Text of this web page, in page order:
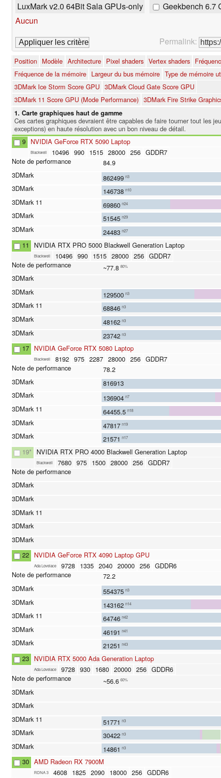
LuxMark v2.0 64Bit Sala GPUs-only
Geekbench 6.7
Aucun
Permalink:
Position Modèle Architecture Pixel shaders Vertex shaders
Fréquence de la mémoire Largeur du bus mémoire Type de mémoire
3DMark Ice Storm Score GPU 3DMark Cloud Gate Score GPU
3DMark 11 Score GPU (Mode Performance) 3DMark Fire Strike
1. Carte graphiques haut de gamme
Ces cartes graphiques devraient être capables de faire tourner tout les
exceptions) en haute résolution avec un bon niveau de détail.
9 NVIDIA GeForce RTX 5090 Laptop
Blackwell 10496 990 1515 28000 256 GDDR7
84.9
862499 n3
146738 n10
69860 n24
51545 n29
24483 n27
11 NVIDIA RTX PRO 5000 Blackwell Generation Laptop
Blackwell 10496 990 1515 28000 256 GDDR7
~77.8 80%
129500 n3
68846 n3
48162 n3
23742 n3
17 NVIDIA GeForce RTX 5080 Laptop
Blackwell 8192 975 2287 28000 256 GDDR7
78.2
816913
136904 n7
64455.5 n18
47817 n19
21571 n17
19* NVIDIA RTX PRO 4000 Blackwell Generation Laptop
Blackwell 7680 975 1500 28000 256 GDDR7
22 NVIDIA GeForce RTX 4090 Laptop GPU
Ada Lovelace 9728 1335 2040 20000 256 GDDR6
72.2
554375 n3
143162 n14
64746 n42
46191 n41
21251 n43
23 NVIDIA RTX 5000 Ada Generation Laptop
Ada Lovelace 9728 930 1680 20000 256 GDDR6
~56.6 60%
51771 n3
30422 n3
14861 n3
30 AMD Radeon RX 7900M
RDNA 3 4608 1825 2090 18000 256 GDDR6